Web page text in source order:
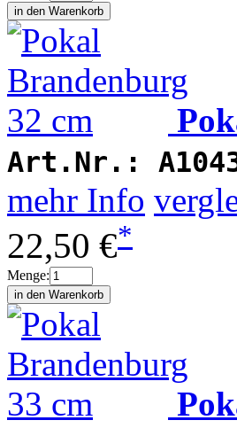
Art.Nr.:
mehr Info
22,50 €*
Menge: